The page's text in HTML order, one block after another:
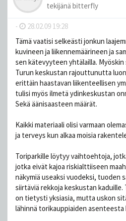
tekijänä bitterfly
- 28.02.09 19:28
Tämä vaatisi selkeästi jonkun
kuvineen ja liikennemäärineen ja
sen kätevyyteen yhtälailla.
Turun keskustan rajouttunutta
erittäin haastavan liikenteellisen
tulisi myös ilmetä ydinkeskustan
Sekä äänisaasteen määrät.
Kaikki materiaali olisi varmaan
ja terveys kun alkaa moisia
Toriparkille löytyy vaihtoehtoja,
jotka eivät kajoa riskialttiiseen
näkymiä useaksi vuodeksi, tuoden
siirtäviä rekkoja keskustan kaduille.
on tietysti yksiasia, mutta uskon
lähinnä torikauppiaiden asenteesta